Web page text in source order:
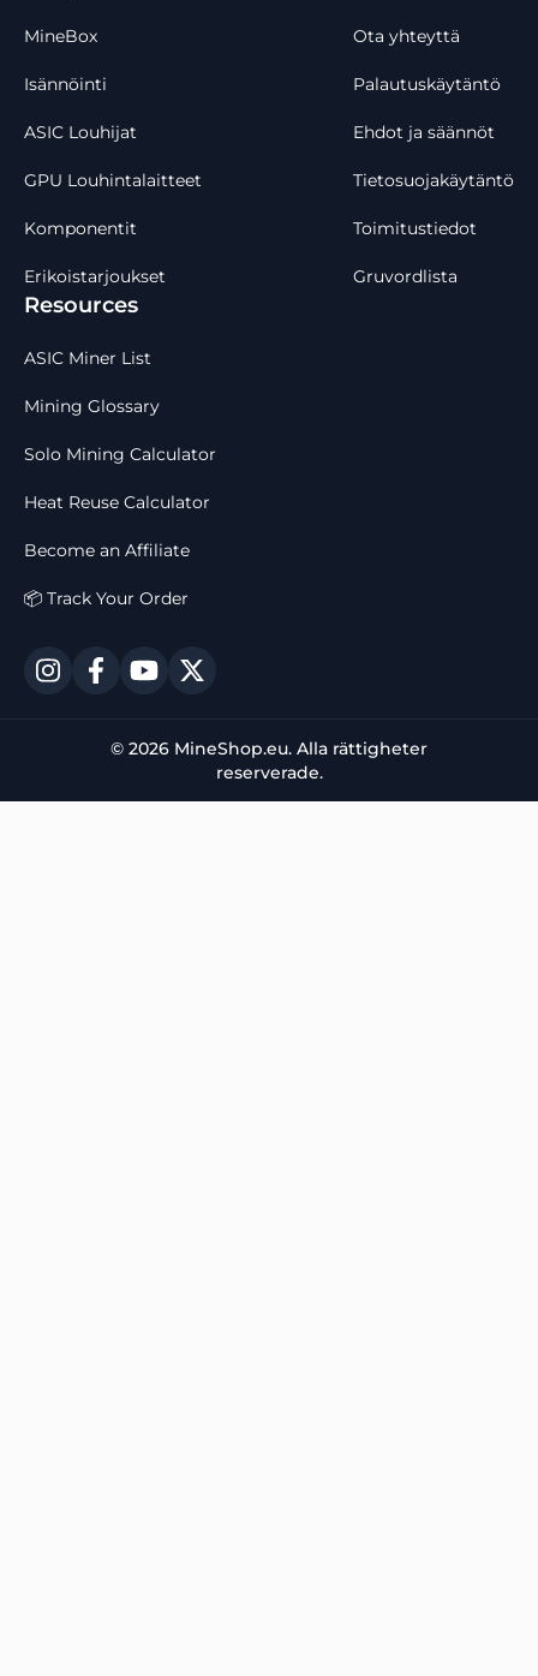
MineBox
Isännöinti
ASIC Louhijat
GPU Louhintalaitteet
Komponentit
Erikoistarjoukset
Ota yhteyttä
Palautuskäytäntö
Ehdot ja säännöt
Tietosuojakäytäntö
Toimitustiedot
Gruvordlista
Resources
ASIC Miner List
Mining Glossary
Solo Mining Calculator
Heat Reuse Calculator
Become an Affiliate
📦 Track Your Order
© 2026 MineShop.eu. Alla rättigheter
reserverade.